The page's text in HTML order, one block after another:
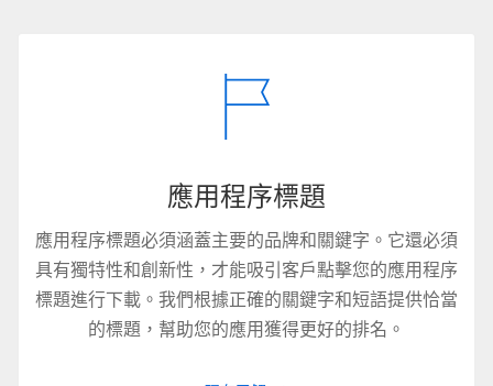
應用程序標題
應用程序標題必須涵蓋主要的品牌和關鍵字。它還必須
具有獨特性和創新性，才能吸引客戶點擊您的應用程序
標題進行下載。我們根據正確的關鍵字和短語提供恰當
的標題，幫助您的應用獲得更好的排名。